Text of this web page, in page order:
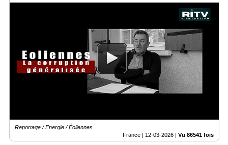
Reportage / Energie / Éoliennes
France | 12-03-2026 | Vu 86541 fois